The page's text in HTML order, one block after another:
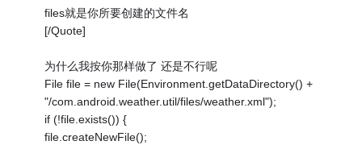
files就是你所要创建的文件名
[/Quote]
为什么我按你那样做了 还是不行呢
File file = new File(Environment.getDataDirectory() +
"/com.android.weather.util/files/weather.xml");
if (!file.exists()) {
file.createNewFile();